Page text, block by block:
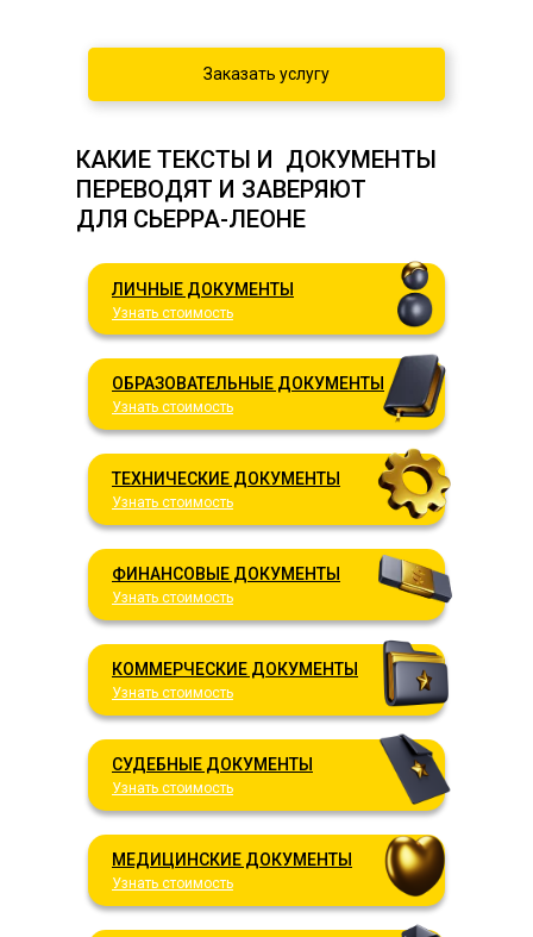
Заказать услугу
КАКИЕ ТЕКСТЫ И ДОКУМЕНТЫ
ПЕРЕВОДЯТ И ЗАВЕРЯЮТ
ДЛЯ СЬЕРРА-ЛЕОНЕ
ЛИЧНЫЕ ДОКУМЕНТЫ
Узнать стоимость
ФИНАНСОВЫЕ ДОКУМЕНТЫ
Узнать стоимость
МЕДИЦИНСКИЕ ДОКУМЕНТЫ
Узнать стоимость
ОБРАЗОВАТЕЛЬНЫЕ ДОКУМЕНТЫ
Узнать стоимость
КОММЕРЧЕСКИЕ ДОКУМЕНТЫ
Узнать стоимость
ТЕХНИЧЕСКИЕ ДОКУМЕНТЫ
Узнать стоимость
СУДЕБНЫЕ ДОКУМЕНТЫ
Узнать стоимость